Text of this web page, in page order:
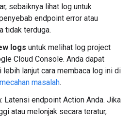
sebaiknya lihat log untuk
endpoint error atau
tidak terduga.
logs untuk melihat log project
Cloud Console. Anda dapat
lebih lanjut cara membaca log ini di
masalah.
: Latensi endpoint Action Anda. Jika
atau melonjak secara teratur,